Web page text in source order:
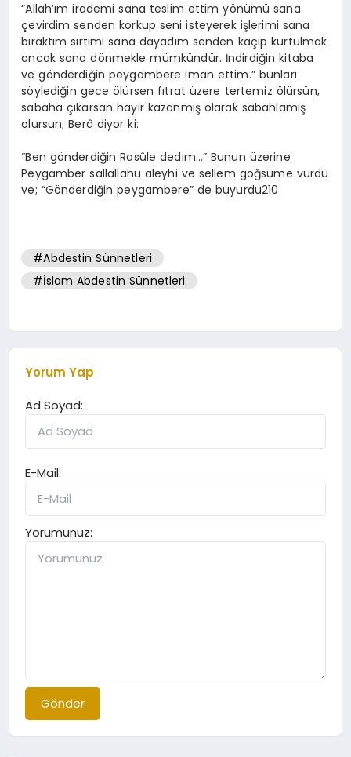
“Allah’ım irademi sana teslim ettim yönümü sana
çevirdim senden korkup seni isteyerek işlerimi sana
bıraktım sırtımı sana dayadım senden kaçıp kurtulmak
ancak sana dönmekle mümkündür. İndirdiğin kitaba
ve gönderdiğin peygambere iman ettim.” bunları
söylediğin gece ölürsen fıtrat üzere tertemiz ölürsün,
sabaha çıkarsan hayır kazanmış olarak sabahlamış
olursun; Berâ diyor ki:
“Ben gönderdiğin Rasûle dedim…” Bunun üzerine
Peygamber sallallahu aleyhi ve sellem göğsüme vurdu
ve; “Gönderdiğin peygambere” de buyurdu210
#Abdestin Sünnetleri
#İslam Abdestin Sünnetleri
Yorum Yap
Ad Soyad:
E-Mail:
Yorumunuz:
Gönder